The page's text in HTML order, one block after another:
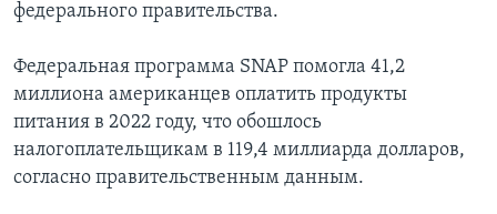
федерального правительства.
Федеральная программа SNAP помогла 41,2
миллиона американцев оплатить продукты
питания в 2022 году, что обошлось
налогоплательщикам в 119,4 миллиарда долларов,
согласно правительственным данным.